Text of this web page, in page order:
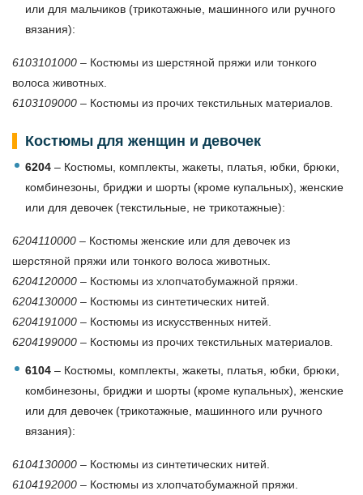
или для мальчиков (трикотажные, машинного или ручного
вязания):
6103101000 – Костюмы из шерстяной пряжи или тонкого
волоса животных.
6103109000 – Костюмы из прочих текстильных материалов.
Костюмы для женщин и девочек
6204 – Костюмы, комплекты, жакеты, платья, юбки, брюки,
комбинезоны, бриджи и шорты (кроме купальных), женские
или для девочек (текстильные, не трикотажные):
6204110000 – Костюмы женские или для девочек из
шерстяной пряжи или тонкого волоса животных.
6204120000 – Костюмы из хлопчатобумажной пряжи.
6204130000 – Костюмы из синтетических нитей.
6204191000 – Костюмы из искусственных нитей.
6204199000 – Костюмы из прочих текстильных материалов.
6104 – Костюмы, комплекты, жакеты, платья, юбки, брюки,
комбинезоны, бриджи и шорты (кроме купальных), женские
или для девочек (трикотажные, машинного или ручного
вязания):
6104130000 – Костюмы из синтетических нитей.
6104192000 – Костюмы из хлопчатобумажной пряжи.